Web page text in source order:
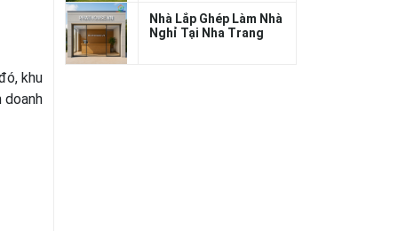
khu
doanh
Nhà Lắp Ghép Làm Nhà
Nghỉ Tại Nha Trang